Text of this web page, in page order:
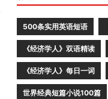
500条实用英语短语
《经济学人》双语精读
《经济学人》每日一词
世界经典短篇小说100篇